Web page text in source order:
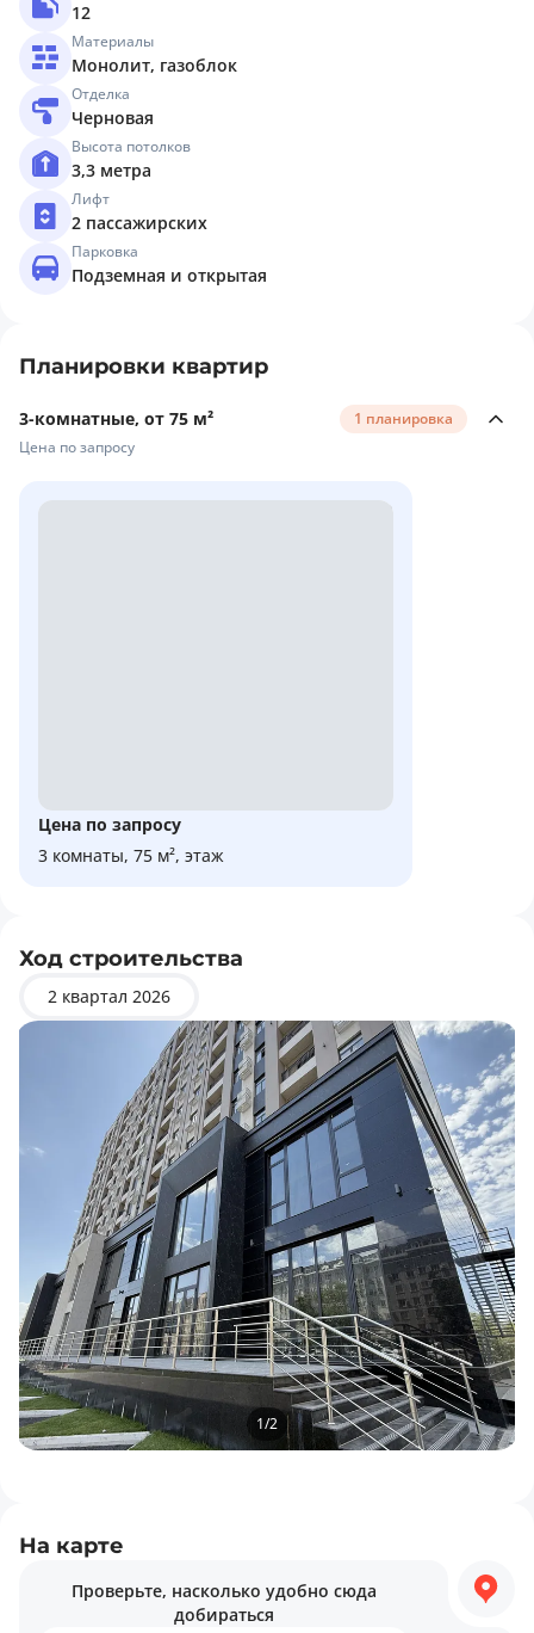
12
Материалы
Монолит, газоблок
Отделка
Черновая
Высота потолков
3,3 метра
Лифт
2 пассажирских
Парковка
Подземная и открытая
Планировки квартир
3-комнатные, от 75 м²
Цена по запросу
1 планировка
Цена по запросу
3 комнаты, 75 м², этаж
Ход строительства
2 квартал 2026
1/2
На карте
Проверьте, насколько удобно сюда
добираться